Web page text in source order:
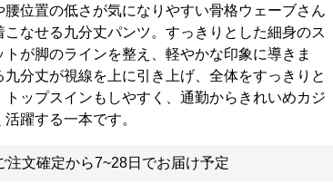
腰位置の低さが気になりやすい骨格ウェーブさん
こなせる九分丈パンツ。すっきりとした細身のス
トが脚のラインを整え、軽やかな印象に導きま
分丈が視線を上に引き上げ、全体をすっきりと
トップスインもしやすく、通勤からきれいめカジ
躍する一本です。
注文確定から7~28日でお届け予定